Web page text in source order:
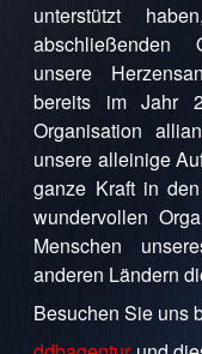
unterstützt
abschließenden
unsere
bereits im Jahr
Organisation
unsere alleinige
ganze Kraft in
wundervollen
Menschen
anderen Ländern
Besuchen Sie uns